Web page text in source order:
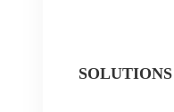
SOLUTIONS